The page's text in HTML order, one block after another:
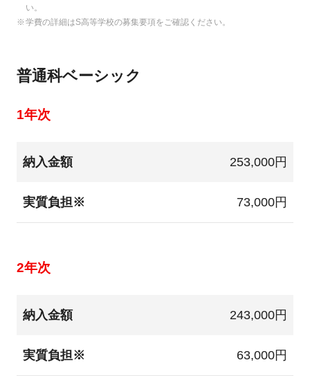
い。
学費の詳細はS高等学校の募集要項をご確認ください。
普通科ベーシック
1年次
納入金額 253,000円
実質負担※ 73,000円
2年次
納入金額 243,000円
実質負担※ 63,000円